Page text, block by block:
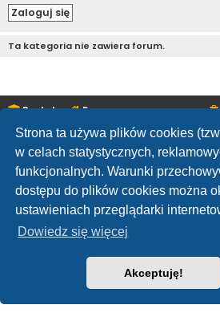
Strona ta używa plików cookies
w celach statystycznych,
funkcjonalnych. Warunki
dostępu do plików cookies można
ustawieniach przeglądarki
Dowiedz się więcej
Akceptuję!
Ta kategoria nie zawiera forum.
Portal Forum
Technologię dostarczaphpBB®
Polski
Zasady ochrony